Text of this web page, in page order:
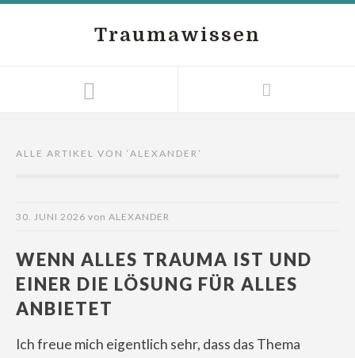
Traumawissen
ALLE ARTIKEL VON ‘ ALEXANDER ’
30. JUNI 2026 von ALEXANDER
WENN ALLES TRAUMA IST UND
EINER DIE LÖSUNG FÜR ALLES
ANBIETET
Ich freue mich eigentlich sehr, dass das Thema